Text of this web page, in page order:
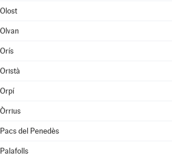
Olost
Olvan
Orís
Oristà
Orpí
Òrrius
Pacs del Penedès
Palafolls